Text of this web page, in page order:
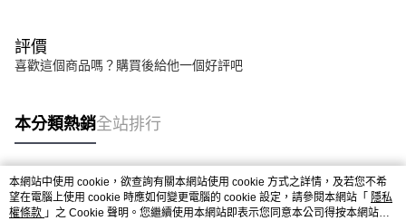
評價
喜歡這個商品嗎？購買後給他一個好評吧
本分類熱銷全站排行
熱門標籤
本網站中使用 cookie，欲查詢有關本網站使用 cookie 方式之詳情，及若您不希
望在電腦上使用 cookie 時應如何變更電腦的 cookie 設定，請參閱本網站「 隱私
權條款 」之 Cookie 聲明。您繼續使用本網站即表示您同意本公司得按本網站使